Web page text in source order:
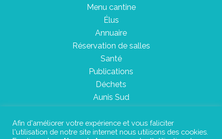
Menu cantine
Élus
Annuaire
Réservation de salles
Santé
Publications
Déchets
Aunis Sud
Plan du site
Afin d'améliorer votre expérience et vous faliciter
l'utilisation de notre site internet nous utilisons des cookies.